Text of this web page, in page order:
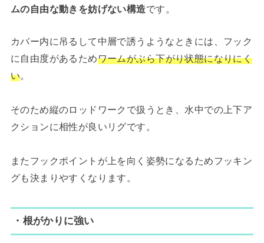
ムの自由な動きを妨げない構造です。
カバー内に吊るして中層で誘うようなときには、フック
に自由度があるためワームがぶら下がり状態になりにく
い。
そのため縦のロッドワークで扱うとき、水中での上下ア
クションに相性が良いリグです。
またフックポイントが上を向く姿勢になるためフッキン
グも決まりやすくなります。
・根がかりに強い